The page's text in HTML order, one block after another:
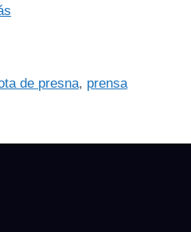
de presna, prensa